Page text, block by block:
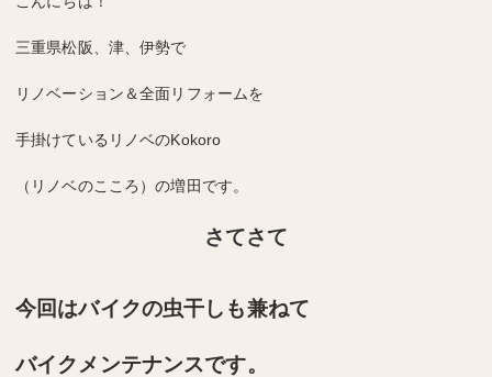
三重県松阪、津、伊勢で
リノベーション＆全面リフォームを
手掛けている リノベのKokoro
（リノベのこころ）の増田です。
さてさて
今回はバイクの虫干しも兼ねて
バイクメンテナンスです。